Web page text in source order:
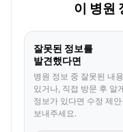
이 병원
잘못된 정보를
발견했다면
병원 정보 중 잘못된 내
있거나, 직접 방문 후 알
정보가 있다면 수정 제안
보내주세요.